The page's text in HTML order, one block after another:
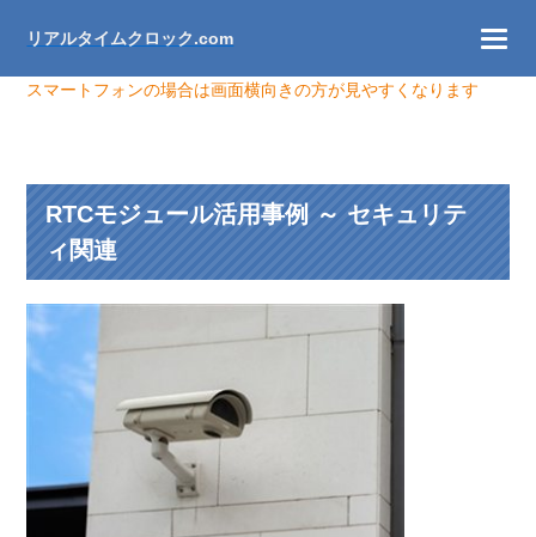
リアルタイムクロック.com
スマートフォンの場合は画面横向きの方が見やすくなります
RTCモジュール活用事例 ～ セキュリテ
ィ関連